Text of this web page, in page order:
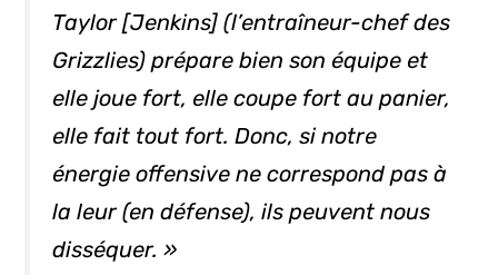
Taylor [Jenkins] (l’entraîneur-chef des
Grizzlies) prépare bien son équipe et
elle joue fort, elle coupe fort au panier,
elle fait tout fort. Donc, si notre
énergie offensive ne correspond pas à
la leur (en défense), ils peuvent nous
disséquer. »